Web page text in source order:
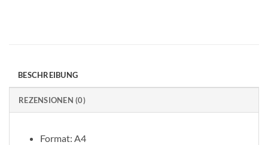
BESCHREIBUNG
REZENSIONEN (0)
Format: A4